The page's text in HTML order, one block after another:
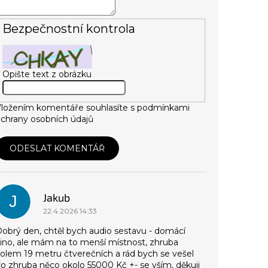
Bezpečnostní kontrola
Opište text z obrázku
komentáře souhlasíte spodmínkami
osobních údajů
ODESLAT KOMENTÁŘ
p
J Jakub
22.4.2026 14:33
den, chtěl bych audio sestavu - domácí
ale mám na to menší místnost, zhruba
19 metru čtverečních a rád bych se vešel
zhruba něco okolo 55000 Kč +- se vším, děkuji